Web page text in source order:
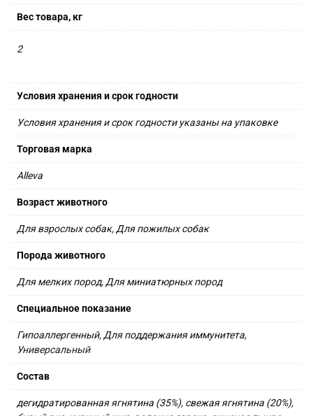
Вес товара, кг
2
Условия хранения и срок годности
Условия хранения и срок годности указаны на упаковке
Торговая марка
Alleva
Возраст животного
Для взрослых собак, Для пожилых собак
Порода животного
Для мелких пород, Для миниатюрных пород
Специальное показание
Гипоаллергенный, Для поддержания иммунитета,
Универсальный
Состав
дегидратированная ягнятина (35%), свежая ягнятина (20%),